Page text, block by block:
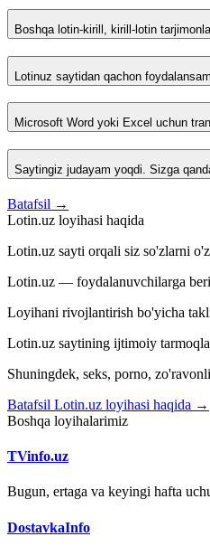
Boshqa lotin-kirill, kirill-lotin
Lotinuz saytidan qachon
Microsoft Word yoki Excel uchun
Saytingiz judayam yoqdi. Sizga
Batafsil →
Lotin.uz loyihasi haqida
Lotin.uz sayti orqali siz so'zlarni
Lotin.uz — foydalanuvchilarga
Loyihani rivojlantirish bo'yicha
Lotin.uz saytining ijtimoiy
Shuningdek, seks, porno,
Batafsil Lotin.uz loyihasi haqida →
Boshqa loyihalarimiz
TVinfo.uz
Bugun, ertaga va keyingi hafta
DostavkaInfo